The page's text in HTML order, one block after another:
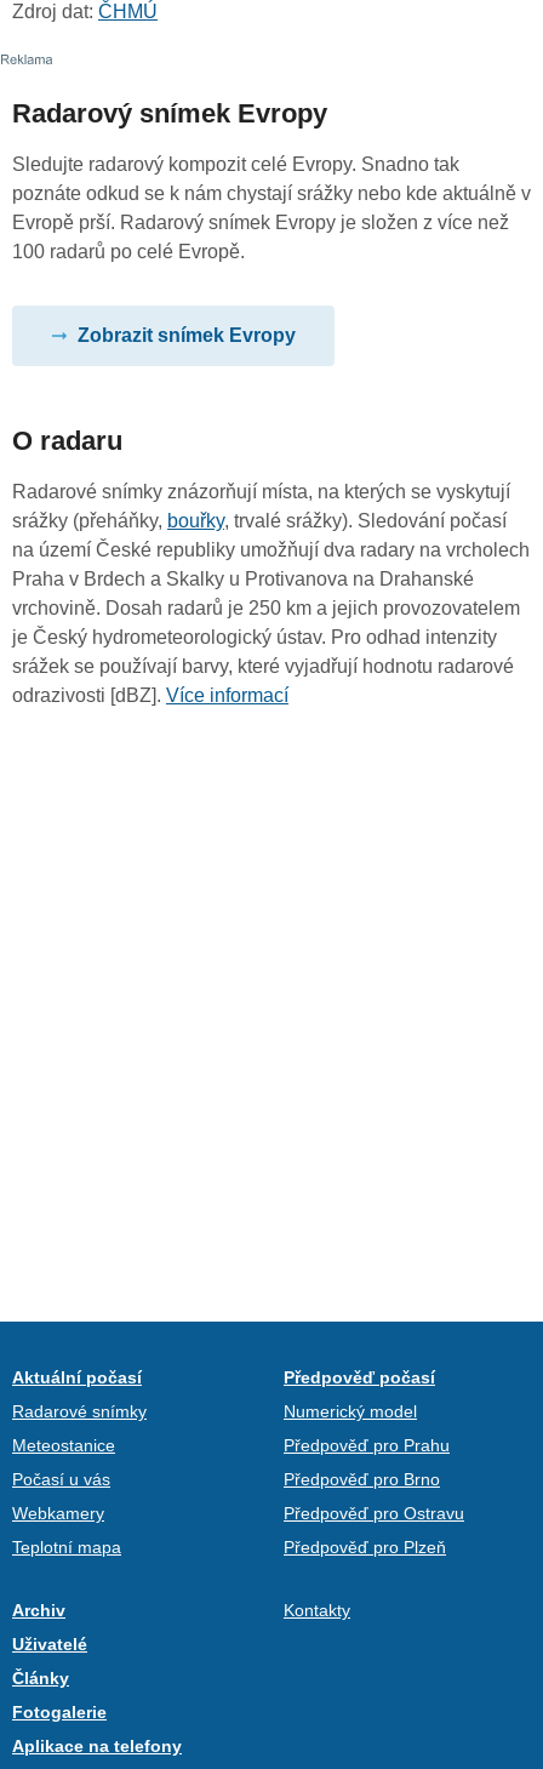
Zdroj dat: ČHMÚ
Radarový snímek Evropy
Sledujte radarový kompozit celé Evropy. Snadno tak
poznáte odkud se k nám chystají srážky nebo kde aktuálně v
Evropě prší. Radarový snímek Evropy je složen z více než
100 radarů po celé Evropě.
Zobrazit snímek Evropy
O radaru
Radarové snímky znázorňují místa, na kterých se vyskytují
srážky (přeháňky, bouřky, trvalé srážky). Sledování počasí
na území České republiky umožňují dva radary na vrcholech
Praha v Brdech a Skalky u Protivanova na Drahanské
vrchovině. Dosah radarů je 250 km a jejich provozovatelem
je Český hydrometeorologický ústav. Pro odhad intenzity
srážek se používají barvy, které vyjadřují hodnotu radarové
odrazivosti [dBZ]. Více informací
Aktuální počasí
Radarové snímky
Meteostanice
Počasí u vás
Webkamery
Teplotní mapa
Předpověď počasí
Numerický model
Předpověď pro Prahu
Předpověď pro Brno
Předpověď pro Ostravu
Předpověď pro Plzeň
Archiv
Uživatelé
Články
Fotogalerie
Aplikace na telefony
Kontakty